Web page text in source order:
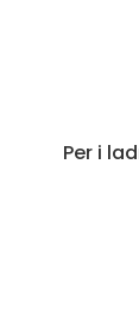
Per i